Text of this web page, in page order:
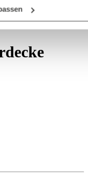
darf.